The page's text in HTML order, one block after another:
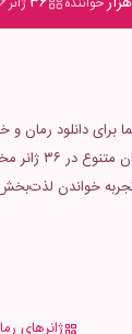
برای دانلود رمان و
ایرانی است. با
خواندن لذت‌بخش
ژانرهای